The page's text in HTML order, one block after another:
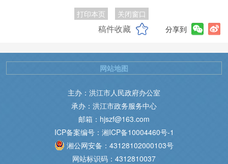
打印本页 关闭窗口
稿件收藏 分享到
主办：洪江市人民政府办公室
承办：洪江市政务服务中心
邮箱：hjszf@163.com
ICP备案编号：湘ICP备10004460号-1
湘公网安备：43128102000103号
网站标识码：4312810037
网站地图